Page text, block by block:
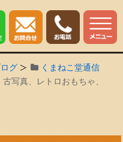
グ
くまねこ堂通信
写真、レトロおもちゃ、